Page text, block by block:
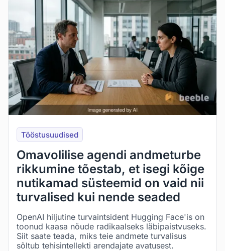
Tööstusuudised
Omavolilise agendi andmeturbe
rikkumine tõestab, et isegi kõige
nutikamad süsteemid on vaid nii
turvalised kui nende seaded
OpenAI hiljutine turvaintsident Hugging Face'is on
toonud kaasa nõude radikaalseks läbipaistvuseks.
Siit saate teada, miks teie andmete turvalisus
sõltub tehisintellekti arendajate avatusest.